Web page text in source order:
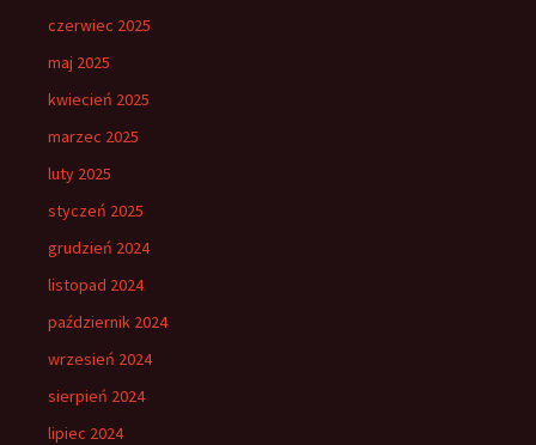
czerwiec 2025
maj 2025
kwiecień 2025
marzec 2025
luty 2025
styczeń 2025
grudzień 2024
listopad 2024
październik 2024
wrzesień 2024
sierpień 2024
lipiec 2024